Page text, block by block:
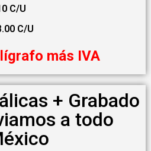
C/U
C/U
más IVA
+ Grabado
a todo